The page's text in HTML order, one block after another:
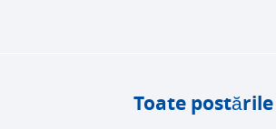
Toate postările